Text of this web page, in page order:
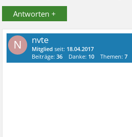
Antworten +
N nvte
Mitglied seit: 18.04.2017
Beiträge:36 Danke: 10 Themen:7